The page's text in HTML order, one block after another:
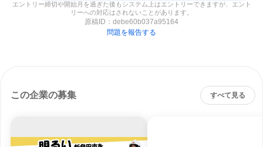
エントリー締切や開始月を過ぎた後もシステム上はエントリーできますが、エント
リーへの対応はされないことがあります。
原稿ID： debe60b037a95164
問題を報告する
この企業の募集 すべて見る